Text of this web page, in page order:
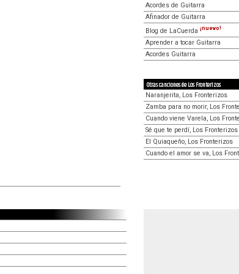
Acordes de Guitarra
Afinador de Guitarra
Blog de LaCuerda ¡nuevo!
Aprender a tocar Guitarra
Acordes Guitarra
Otras canciones de Los Fronterizos
Naranjerita, Los Fronterizos
Zamba para no morir, Los
Cuando viene Varela, Los
Sé que te perdí, Los Fronterizos
El Quiaqueño, Los Fronterizos
Cuando el amor se va, Los